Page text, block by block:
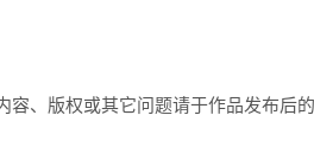
、版权或其它问题请于作品发布后的